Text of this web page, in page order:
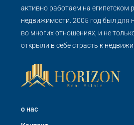
активно работаем на египетском
недвижимости. 2005 год был
во многих отношениях, и не
открыли в себе страсть к
о нас